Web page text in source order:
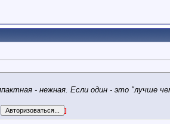
- нежная. Если один - это "лучше
]